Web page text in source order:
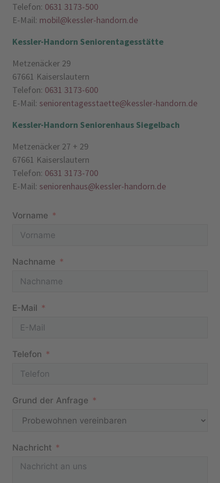
Telefon: 0631 3173-500
E-Mail: mobil@kessler-handorn.de
Kessler-Handorn Seniorentagesstätte
Metzenäcker 29
67661 Kaiserslautern
Telefon: 0631 3173-600
E-Mail: seniorentagesstaette@kessler-handorn.de
Kessler-Handorn Seniorenhaus Siegelbach
Metzenäcker 27 + 29
67661 Kaiserslautern
Telefon: 0631 3173-700
E-Mail: seniorenhaus@kessler-handorn.de
Vorname
Nachname
E-Mail
Telefon
Grund der Anfrage
Nachricht